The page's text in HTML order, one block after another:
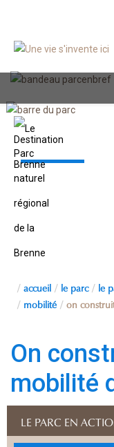
accueil le parc le
mobilité on
On
mobilité
LE PARC EN